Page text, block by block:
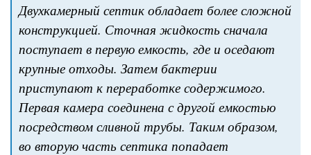
Двухкамерный септик обладает более сложной
конструкцией. Сточная жидкость сначала
поступает в первую емкость, где и оседают
крупные отходы. Затем бактерии
приступают к переработке содержимого.
Первая камера соединена с другой емкостью
посредством сливной трубы. Таким образом,
во вторую часть септика попадает